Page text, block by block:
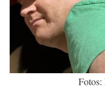
Fotos: